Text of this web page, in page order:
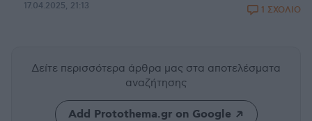
17.04.2025, 21:13 1 ΣΧΟΛΙΟ
Δείτε περισσότερα άρθρα μας στα αποτελέσματα
αναζήτησης
Add Protothema.gr on Google